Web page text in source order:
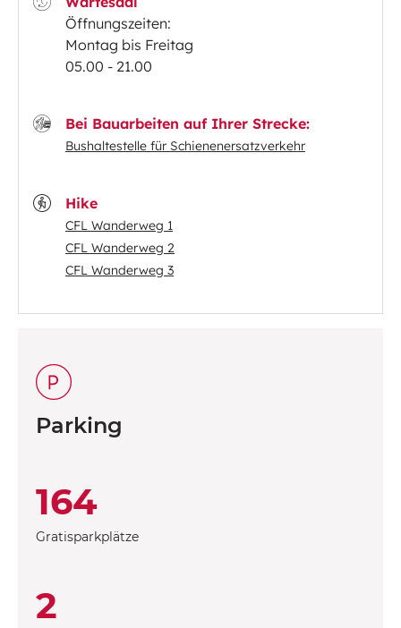
Öffnungszeiten:
Montag bis Freitag
05.00 - 21.00
Bei Bauarbeiten auf Ihrer Strecke:
Bushaltestelle für Schienenersatzverkehr
Hike
CFL Wanderweg 1
CFL Wanderweg 2
CFL Wanderweg 3
Parking
164
Gratisparkplätze
2